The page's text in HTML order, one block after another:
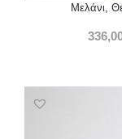
Μελάνι,